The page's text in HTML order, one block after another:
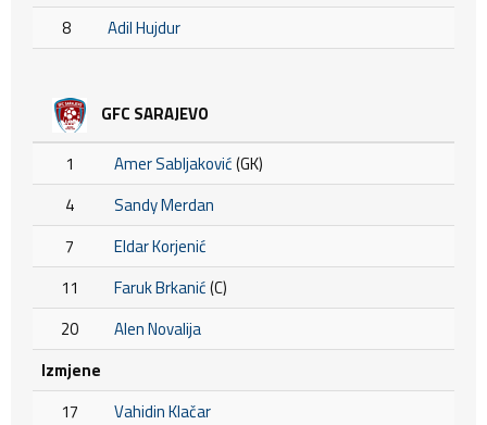
8
Adil Hujdur
GFC SARAJEVO
1 Amer Sabljaković(GK)
4
Sandy Merdan
7
Eldar Korjenić
11
Faruk Brkanić(C)
20
Alen Novalija
Izmjene
17
Vahidin Klačar